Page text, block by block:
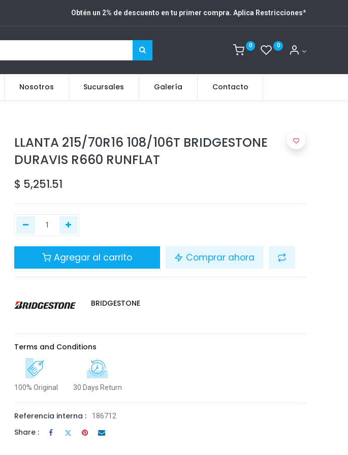
Obtén un 2% de descuento en tu primer compra. Aplica Restricciones*
0 0
Nosotros Sucursales Galería Contacto
LLANTA 215/70R16 108/106T BRIDGESTONE
DURAVIS R660 RUNFLAT
$ 5,251.51
Agregar al carrito Comprar ahora
BRIDGESTONE
Terms and Conditions
100% Original 30 Days Return
Referencia interna : 186712
Share :